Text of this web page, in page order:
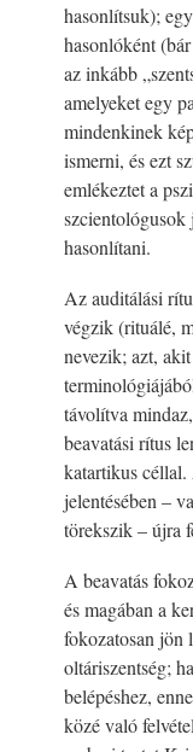
hasonlítsuk);
hasonlóként
az inkább
amelyeket egy
mindenkinek
ismerni, és ezt
emlékeztet a
hasonlítani.
Az auditálási
végzik (rituálé,
nevezik; azt,
távolítva
beavatási rítus
katartikus céllal.
jelentésében –
törekszik – újra
A beavatás
és magában a
fokozatosan jön
oltáriszentség;
belépéshez,
közé való